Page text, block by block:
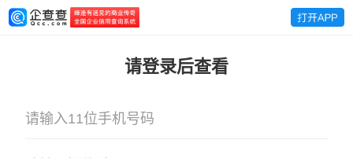
请登录后查看